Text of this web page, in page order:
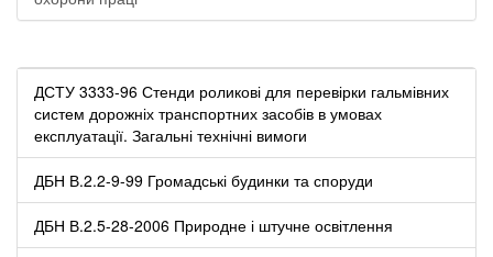
ДСТУ 3333-96 Стенди роликові для перевірки гальмівних
систем дорожніх транспортних засобів в умовах
експлуатації. Загальні технічні вимоги
ДБН В.2.2-9-99 Громадські будинки та споруди
ДБН В.2.5-28-2006 Природне і штучне освітлення